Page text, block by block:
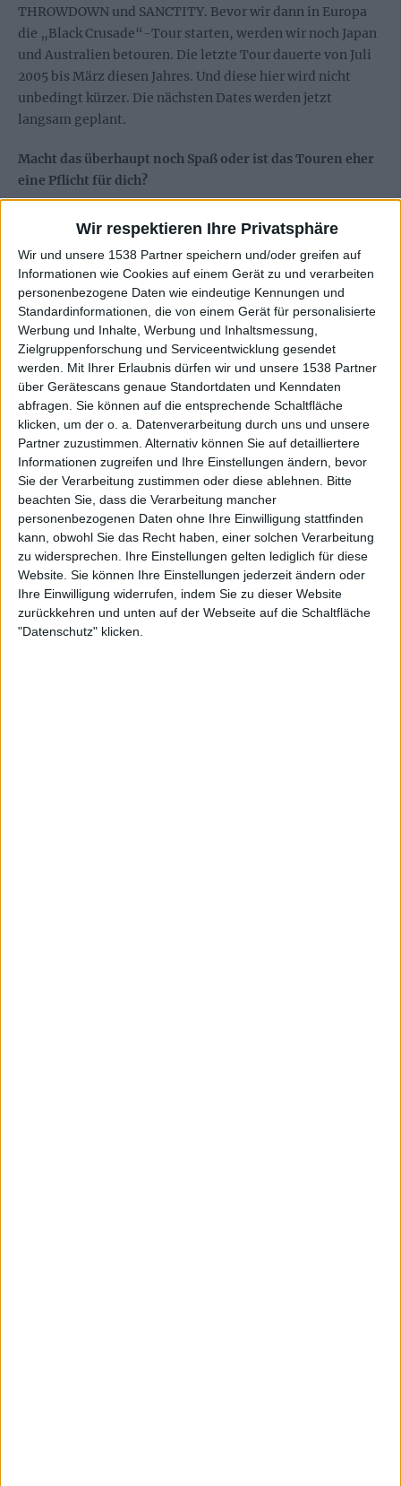
Wir respektieren Ihre Privatsphäre
Wir und unsere 1538 Partner speichern und/oder greifen auf
Informationen wie Cookies auf einem Gerät zu und verarbeiten
personenbezogene Daten wie eindeutige Kennungen und
Standardinformationen, die von einem Gerät für personalisierte
Werbung und Inhalte, Werbung und Inhaltsmessung,
Zielgruppenforschung und Serviceentwicklung gesendet
werden.
Mit Ihrer Erlaubnis dürfen wir und unsere 1538 Partner
über Gerätescans genaue Standortdaten und Kenndaten
abfragen. Sie können auf die entsprechende Schaltfläche
klicken, um der o. a. Datenverarbeitung durch uns und unsere
Partner zuzustimmen. Alternativ können Sie auf detailliertere
Informationen zugreifen und Ihre Einstellungen ändern, bevor
Sie der Verarbeitung zustimmen oder diese ablehnen.
Bitte
beachten Sie, dass die Verarbeitung mancher
personenbezogenen Daten ohne Ihre Einwilligung stattfinden
kann, obwohl Sie das Recht haben, einer solchen Verarbeitung
zu widersprechen. Ihre Einstellungen gelten lediglich für diese
Website. Sie können Ihre Einstellungen jederzeit ändern oder
Ihre Einwilligung widerrufen, indem Sie zu dieser Website
zurückkehren und unten auf der Webseite auf die Schaltfläche
"Datenschutz" klicken.
THROWDOWN und SANCTITY. Bevor wir dann in Europa
die „Black Crusade“-Tour starten, werden wir noch Japan
und Australien betouren. Die letzte Tour dauerte von Juli
2005 bis März diesen Jahres. Und diese hier wird nicht
unbedingt kürzer. Die nächsten Dates werden jetzt
langsam geplant.
Macht das überhaupt noch Spaß oder ist das Touren eher
eine Pflicht für dich?
Nein, wirklich nicht. Seit wir das Album aufgenommen
haben, haben wir nicht mehr live gespielt. In der
Zwischenzeit haben wir nur Promo-, Foto- und
Pressetermine wahrgenommen. Wir können es jetzt kaum
erwarten, wieder auf Tour zu gehen. Wenn man nach 18
Monaten von einer Tour zurück kommt, will man sich
einfach nur noch einschließen, niemanden mehr sehen
und gar nichts tun. Dann geht man ins Studio und will
neue Musik machen, weil man die alten Tracks so oft
gespielt hat. Man platzt beinahe vor neuen Ideen. Nach
einer gewissen Zeit, die man dann nicht auf der Bühne
war, beginnt man sich zu fragen „Was fang ich nur mit mir
an…?“ Das ist ein Problem, das mit der Zeit kommt. Wenn
man zu lange daheim bleibt, hält man es irgendwann nicht
mehr aus.
Also bist du ein Nomade?
Absolut. In meiner Wohnung verwahre ich nur meinen
Krempel, ich lebe nicht dort.